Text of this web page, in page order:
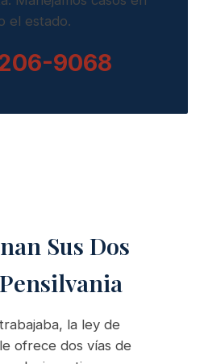
el estado.
9068
Sus Dos
la ley de
ofrece dos vías de